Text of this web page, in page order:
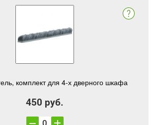
комплект для 4-х дверного шкафа
450 руб.